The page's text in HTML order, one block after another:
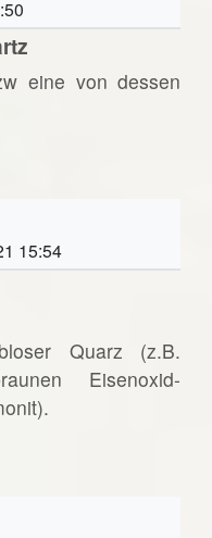
eine von dessen
15:54
Quarz (z.B.
Eisenoxid-